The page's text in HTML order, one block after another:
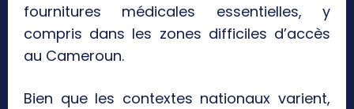
fournitures médicales essentielles, y
compris dans les zones difficiles d’accès
au Cameroun.
Bien que les contextes nationaux varient,